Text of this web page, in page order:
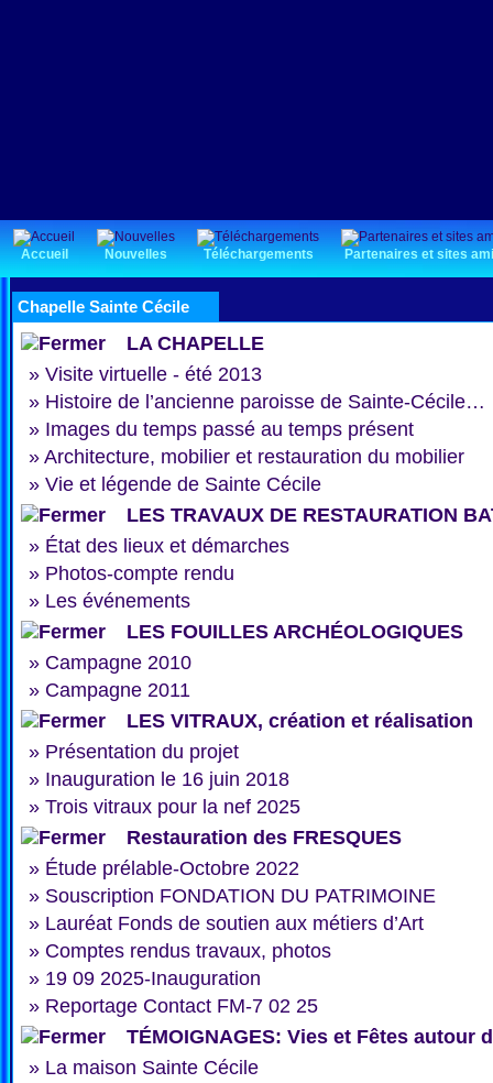
Accueil Nouvelles Téléchargements Partenaires et sites
Chapelle Sainte Cécile
LA CHAPELLE
» Visite virtuelle - été 2013
» Histoire de l’ancienne paroisse de Sainte-Cécile…
» Images du temps passé au temps présent
» Architecture, mobilier et restauration du mobilier
» Vie et légende de Sainte Cécile
LES TRAVAUX DE RESTAURATION
» État des lieux et démarches
» Photos-compte rendu
» Les événements
LES FOUILLES ARCHÉOLOGIQUES
» Campagne 2010
» Campagne 2011
LES VITRAUX, création et réalisation
» Présentation du projet
» Inauguration le 16 juin 2018
» Trois vitraux pour la nef 2025
Restauration des FRESQUES
» Étude prélable-Octobre 2022
» Souscription FONDATION DU PATRIMOINE
» Lauréat Fonds de soutien aux métiers d’Art
» Comptes rendus travaux, photos
» 19 09 2025-Inauguration
» Reportage Contact FM-7 02 25
TÉMOIGNAGES: Vies et Fêtes autour
» La maison Sainte Cécile